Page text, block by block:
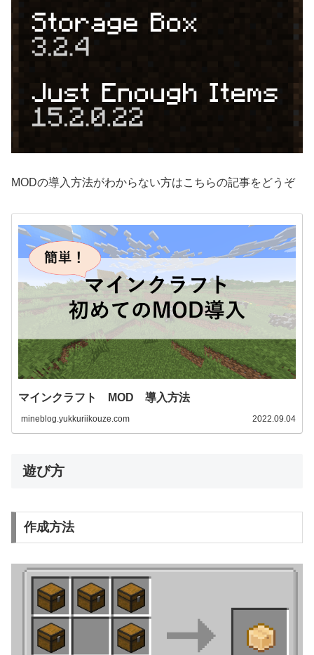
MODの導入方法がわからない方はこちらの記事をどうぞ
マインクラフト MOD 導入方法
mineblog.yukkuriikouze.com 2022.09.04
遊び方
作成方法